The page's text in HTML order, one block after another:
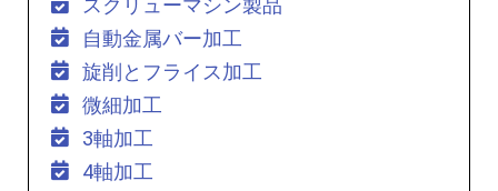
スクリューマシン製品
自動金属バー加工
旋削とフライス加工
微細加工
3軸加工
4軸加工